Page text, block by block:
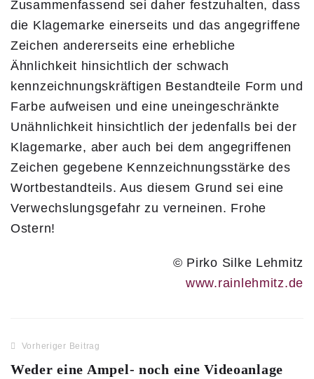
Zusammenfassend sei daher festzuhalten, dass
die Klagemarke einerseits und das angegriffene
Zeichen andererseits eine erhebliche
Ähnlichkeit hinsichtlich der schwach
kennzeichnungskräftigen Bestandteile Form und
Farbe aufweisen und eine uneingeschränkte
Unähnlichkeit hinsichtlich der jedenfalls bei der
Klagemarke, aber auch bei dem angegriffenen
Zeichen gegebene Kennzeichnungsstärke des
Wortbestandteils. Aus diesem Grund sei eine
Verwechslungsgefahr zu verneinen. Frohe
Ostern!
© Pirko Silke Lehmitz
www.rainlehmitz.de
Vorheriger Beitrag
Weder eine Ampel- noch eine Videoanlage